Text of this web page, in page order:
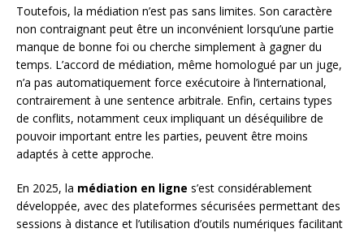
Toutefois, la médiation n’est pas sans limites. Son caractère
non contraignant peut être un inconvénient lorsqu’une partie
manque de bonne foi ou cherche simplement à gagner du
temps. L’accord de médiation, même homologué par un juge,
n’a pas automatiquement force exécutoire à l’international,
contrairement à une sentence arbitrale. Enfin, certains types
de conflits, notamment ceux impliquant un déséquilibre de
pouvoir important entre les parties, peuvent être moins
adaptés à cette approche.
En 2025, la médiation en ligne s’est considérablement
développée, avec des plateformes sécurisées permettant des
sessions à distance et l’utilisation d’outils numériques facilitant